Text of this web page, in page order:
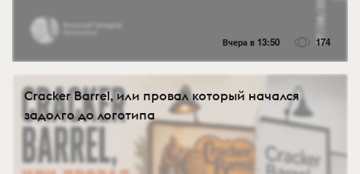
Вчера в 13:50 174
Cracker Barrel, или провал который начался
задолго до логотипа